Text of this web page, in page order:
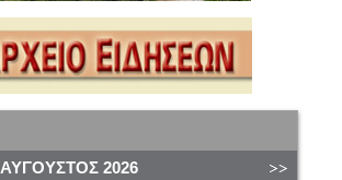
ΑΎΓΟΥΣΤΟΣ 2026